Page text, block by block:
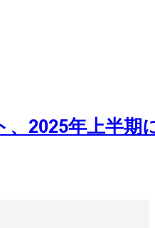
、2025年上半期